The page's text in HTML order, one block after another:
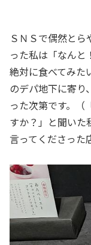
ＳＮＳで偶然と
った私は「なんと
絶対に食べてみた
のデパ地下に寄り
った次第です。（
すか？」と聞いた
言ってくださった